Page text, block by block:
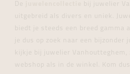
De
bij juwelier
uitgebreid als divers en uniek.
biedt je steeds een breed gamma
je dus op zoek naar een bijzonder
kijkje bij juwelier Vanhoutteghem,
webshop als in de winkel. Kom